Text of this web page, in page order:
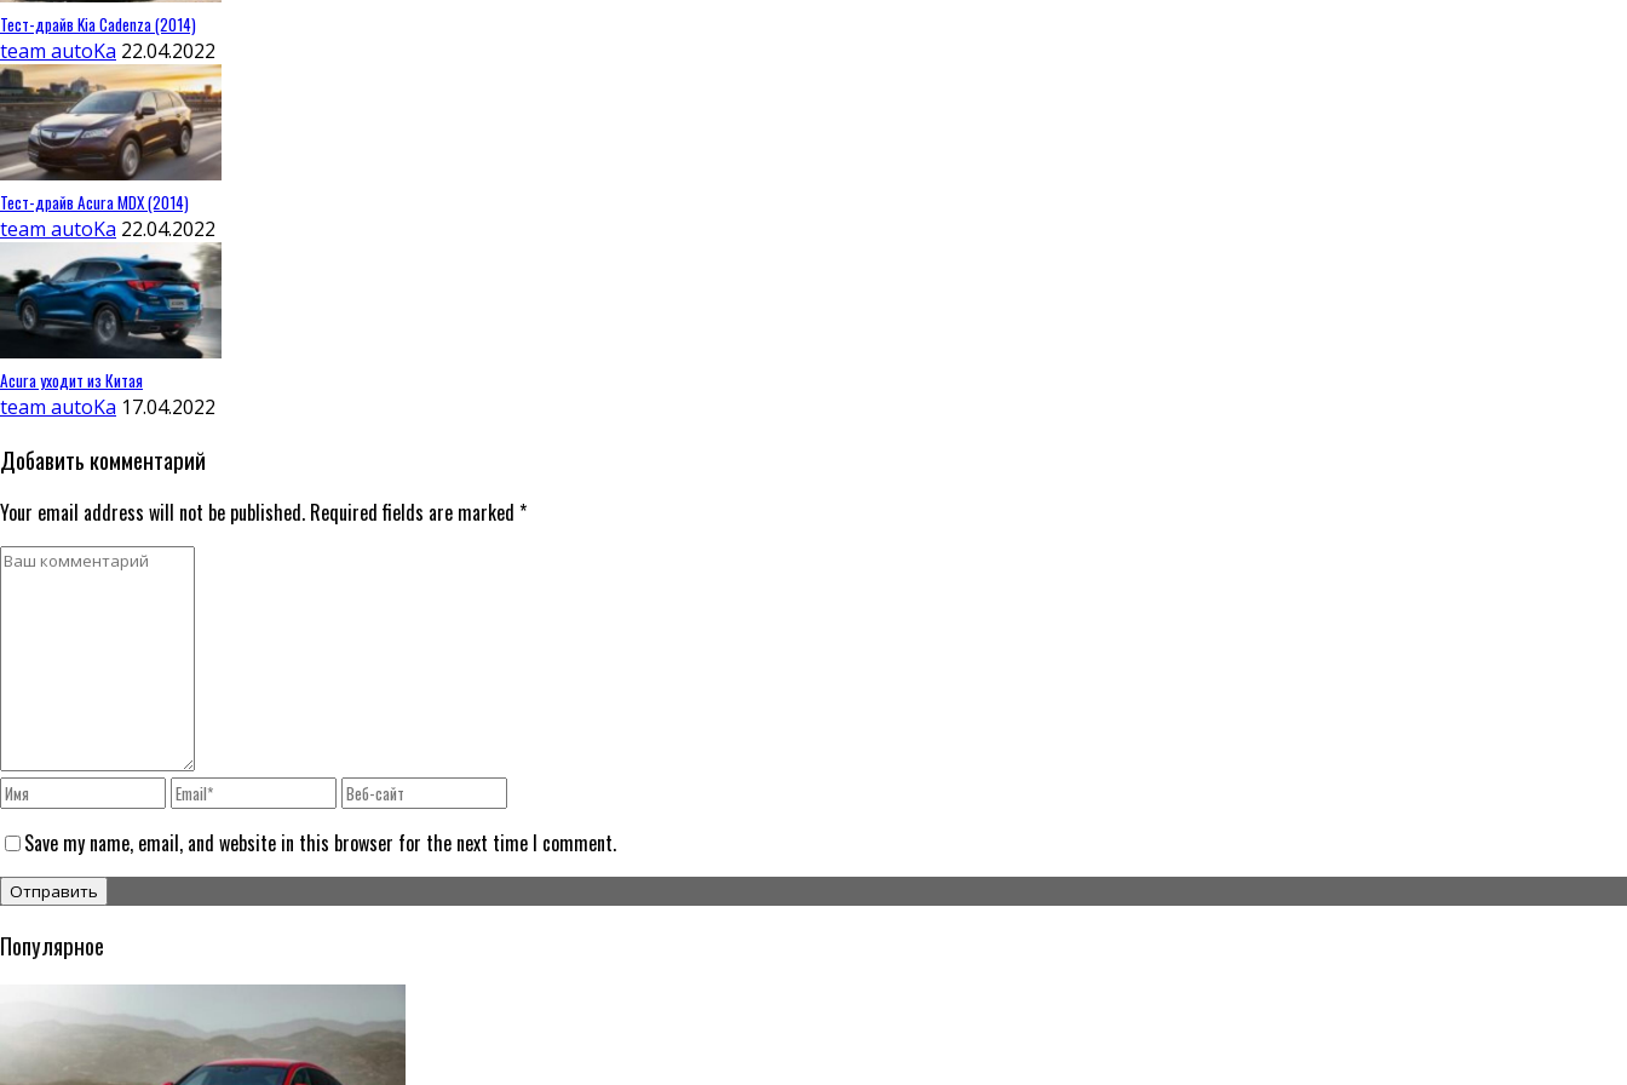
Тест-драйв Kia Cadenza (2014)
team autoKa 22.04.2022
Тест-драйв Acura MDX (2014)
team autoKa 22.04.2022
Acura уходит из Китая
team autoKa 17.04.2022
Добавить комментарий
Your email address will not be published. Required fields are marked *
Save my name, email, and website in this browser for the next time I comment.
Популярное